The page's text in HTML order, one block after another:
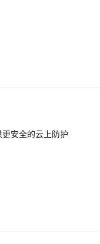
安全的云上防护